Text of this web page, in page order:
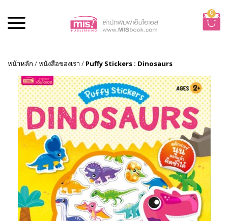
0
หน้าหลัก /หนังสือของเรา / Puffy Stickers : Dinosaurs